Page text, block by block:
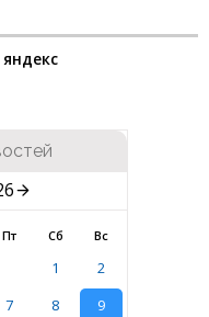
яндекс
Пт Сб Вс
1
2
7 8
9